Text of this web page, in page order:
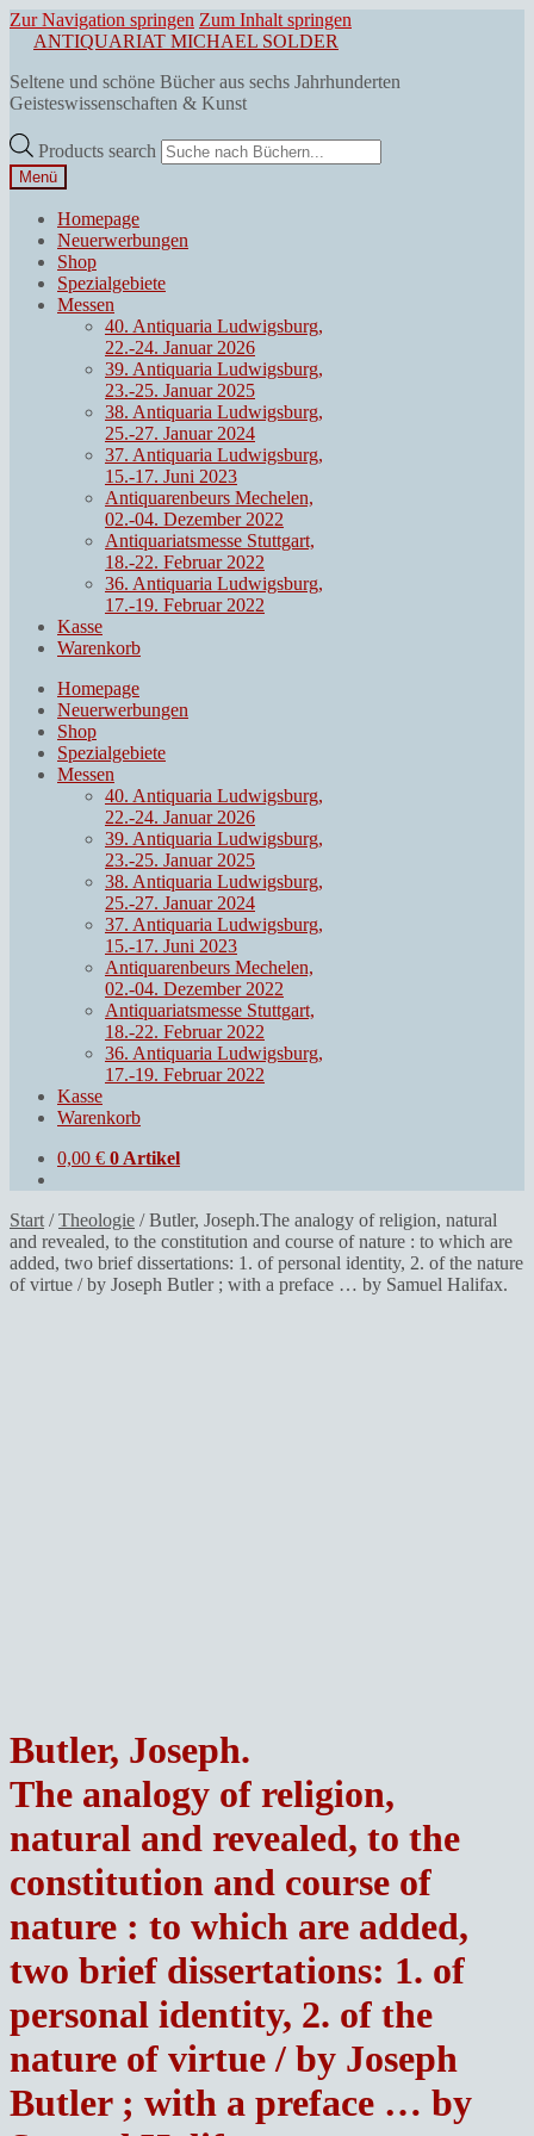
Zur Navigation springen Zum Inhalt springen
ANTIQUARIAT MICHAEL SOLDER
Seltene und schöne Bücher aus sechs Jahrhunderten
Geisteswissenschaften & Kunst
Products search
Menü
Homepage
Neuerwerbungen
Shop
Spezialgebiete
Messen
40. Antiquaria Ludwigsburg,
22.-24. Januar 2026
39. Antiquaria Ludwigsburg,
23.-25. Januar 2025
38. Antiquaria Ludwigsburg,
25.-27. Januar 2024
37. Antiquaria Ludwigsburg,
15.-17. Juni 2023
Antiquarenbeurs Mechelen,
02.-04. Dezember 2022
Antiquariatsmesse Stuttgart,
18.-22. Februar 2022
36. Antiquaria Ludwigsburg,
17.-19. Februar 2022
Kasse
Warenkorb
Homepage
Neuerwerbungen
Shop
Spezialgebiete
Messen
40. Antiquaria Ludwigsburg,
22.-24. Januar 2026
39. Antiquaria Ludwigsburg,
23.-25. Januar 2025
38. Antiquaria Ludwigsburg,
25.-27. Januar 2024
37. Antiquaria Ludwigsburg,
15.-17. Juni 2023
Antiquarenbeurs Mechelen,
02.-04. Dezember 2022
Antiquariatsmesse Stuttgart,
18.-22. Februar 2022
36. Antiquaria Ludwigsburg,
17.-19. Februar 2022
Kasse
Warenkorb
0,00 € 0 Artikel
Start /Theologie /Butler, Joseph.The analogy of religion, natural
and revealed, to the constitution and course of nature : to which are
added, two brief dissertations: 1. of personal identity, 2. of the nature
of virtue / by Joseph Butler ; with a preface … by Samuel Halifax.
Butler, Joseph.
The analogy of religion,
natural and revealed, to the
constitution and course of
nature : to which are added,
two brief dissertations: 1. of
personal identity, 2. of the
nature of virtue / by Joseph
Butler ; with a preface … by